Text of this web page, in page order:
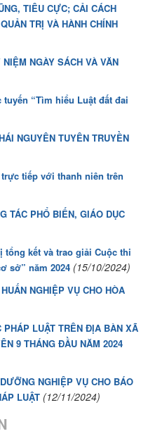
TIÊU CỰC; CẢI CÁCH
TRỊ VÀ HÀNH CHÍNH
NGÀY SÁCH VÀ VĂN
“Tìm hiểu Luật đất đai
NGUYÊN TUYÊN TRUYỀN
tiếp với thanh niên trên
TÁC PHỔ BIẾN, GIÁO DỤC
kết và trao giải Cuộc thi
sở” năm 2024 (15/10/2024)
NGHIỆP VỤ CHO HÒA
PHÁP LUẬT TRÊN ĐỊA BÀN XÃ
9 THÁNG ĐẦU NĂM 2024
NGHIỆP VỤ CHO BÁO
LUẬT (12/11/2024)